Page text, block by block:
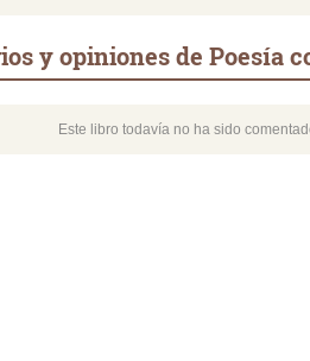
y opiniones de Poesía
Este libro todavía no ha sido